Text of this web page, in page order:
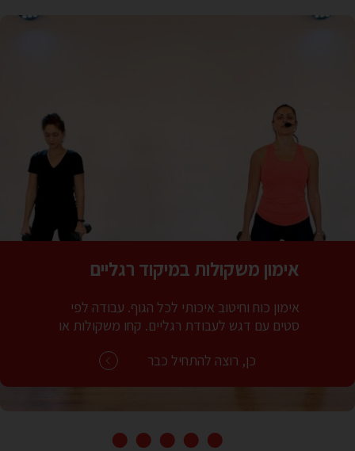
אימון משקולות במיקוד רגליים
אימון כוח וחיטוב איכותי לכל הגוף. עבודה לפי
סטים עם דגש לעבודת רגליים. קחו משקולות או
כן, רוצה להתחיל כבר